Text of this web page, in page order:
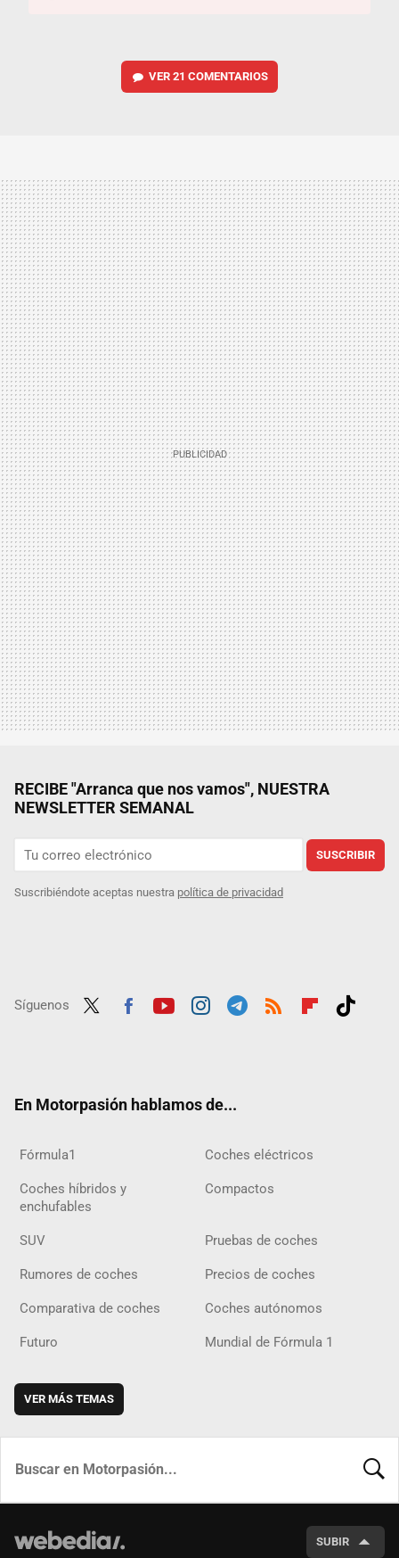
VER 21 COMENTARIOS
RECIBE "Arranca que nos vamos", NUESTRA
NEWSLETTER SEMANAL
SUSCRIBIR
Suscribiéndote aceptas nuestra política de privacidad
Síguenos
En Motorpasión hablamos de...
Fórmula1 Coches eléctricos
Coches híbridos y
enchufables
Compactos
SUV Pruebas de coches
Rumores de coches Precios de coches
Comparativa de coches Coches autónomos
Futuro Mundial de Fórmula 1
VER MÁS TEMAS
SUBIR